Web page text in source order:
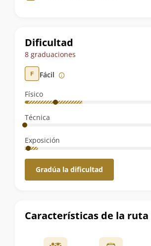
de
ruta
Dificultad
8 graduaciones
Fácil
Físico
Técnica
Exposición
Gradúa la dificultad
Características de la ruta